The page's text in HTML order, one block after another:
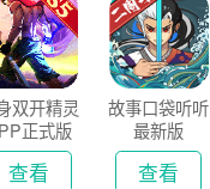
双开精灵
正式版
查看
故事口袋听听
最新版
查看